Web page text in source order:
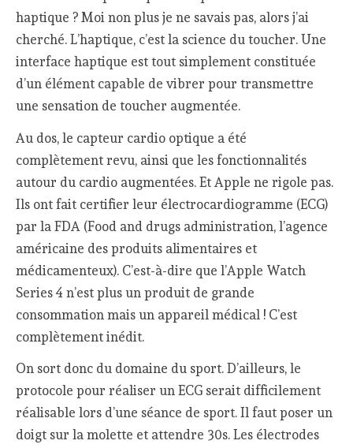
haptique ? Moi non plus je ne savais pas, alors j’ai
cherché. L’haptique, c’est la science du toucher. Une
interface haptique est tout simplement constituée
d’un élément capable de vibrer pour transmettre
une sensation de toucher augmentée.
Au dos, le capteur cardio optique a été
complètement revu, ainsi que les fonctionnalités
autour du cardio augmentées. Et Apple ne rigole pas.
Ils ont fait certifier leur électrocardiogramme (ECG)
par la FDA (Food and drugs administration, l’agence
américaine des produits alimentaires et
médicamenteux). C’est-à-dire que l’Apple Watch
Series 4 n’est plus un produit de grande
consommation mais un appareil médical ! C’est
complètement inédit.
On sort donc du domaine du sport. D’ailleurs, le
protocole pour réaliser un ECG serait difficilement
réalisable lors d’une séance de sport. Il faut poser un
doigt sur la molette et attendre 30s. Les électrodes